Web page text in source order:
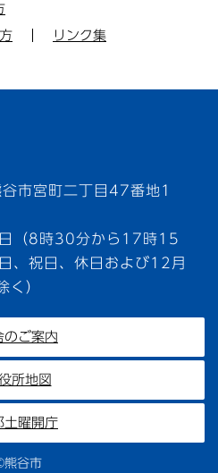
リンク集
市宮町二丁目47番地1
（8時30分から17時15
、祝日、休日および12月
く）
のご案内
所地図
土曜開庁
谷市